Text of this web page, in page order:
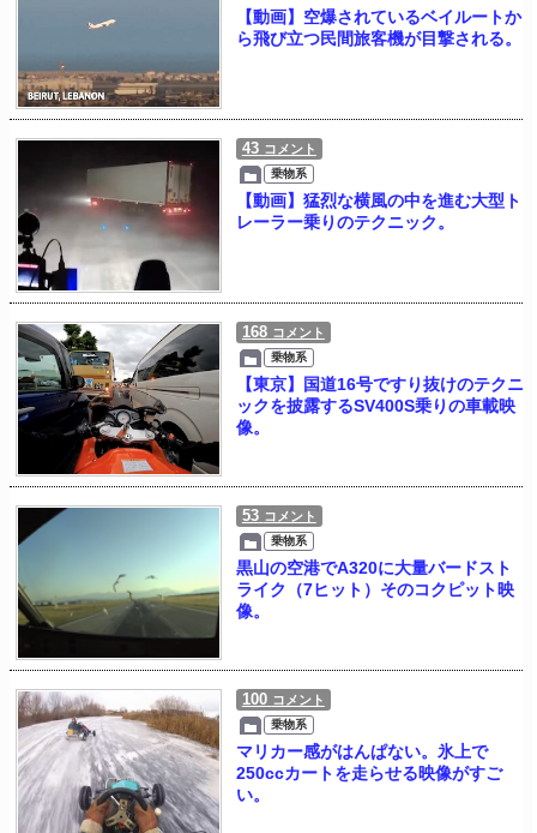
【動画】空爆されているベイルートか
ら飛び立つ民間旅客機が目撃される。
43 コメント
乗物系
【動画】猛烈な横風の中を進む大型ト
レーラー乗りのテクニック。
168 コメント
乗物系
【東京】国道16号ですり抜けのテクニ
ックを披露するSV400S乗りの車載映
像。
53 コメント
乗物系
黒山の空港でA320に大量バードスト
ライク（7ヒット）そのコクピット映
像。
100 コメント
乗物系
マリカー感がはんぱない。氷上で
250ccカートを走らせる映像がすご
い。